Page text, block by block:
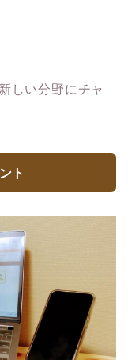
しい分野にチャ
ト